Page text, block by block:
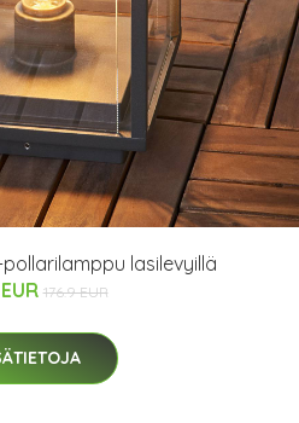
lasilevyillä
176.9 EUR